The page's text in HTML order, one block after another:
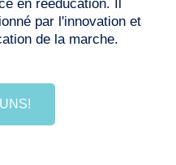
en rééducation. Il
par l'innovation et
de la marche.